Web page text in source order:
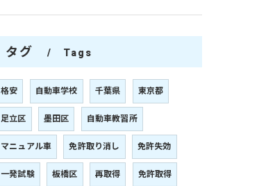
タグ Tags
格安 自動車学校 千葉県 東京都
足立区 墨田区 自動車教習所
マニュアル車 免許取り消し 免許失効
一発試験 板橋区 再取得 免許取得